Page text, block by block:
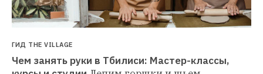
ГИД THE VILLAGE
Чем занять руки в Тбилиси: Мастер-классы,